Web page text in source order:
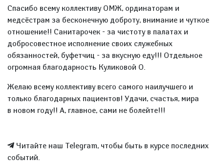
Спасибо всему коллективу ОМЖ, ординаторам и
медсёстрам за бесконечную доброту, внимание и чуткое
отношение!! Санитарочек - за чистоту в палатах и
добросовестное исполнение своих служебных
обязанностей, буфетчиц - за вкусную еду!!! Отдельное
огромная благодарность Куликовой О.
Желаю всему коллективу всего самого наилучшего и
только благодарных пациентов! Удачи, счастья, мира
в новом году!! А, главное, сами не болейте!!!
Читайте наш Telegram, чтобы быть в курсе последних
событий.